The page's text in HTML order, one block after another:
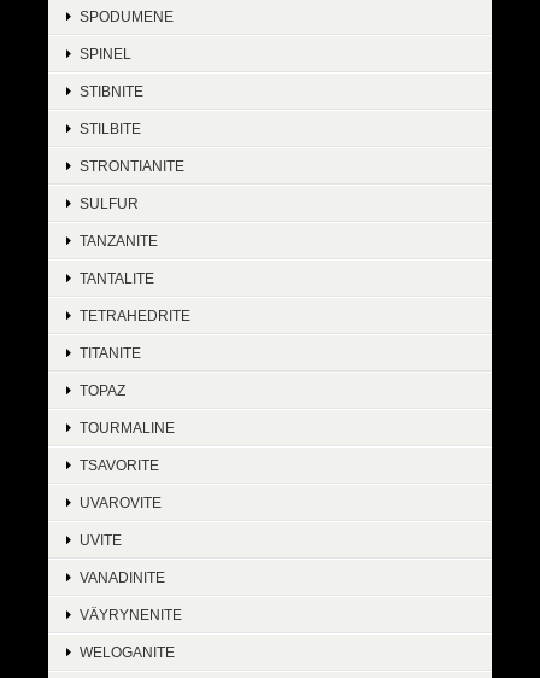
SPODUMENE
SPINEL
STIBNITE
STILBITE
STRONTIANITE
SULFUR
TANZANITE
TANTALITE
TETRAHEDRITE
TITANITE
TOPAZ
TOURMALINE
TSAVORITE
UVAROVITE
UVITE
VANADINITE
VÄYRYNENITE
WELOGANITE